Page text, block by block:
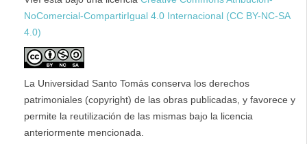
NoComercial-CompartirIgual 4.0 Internacional (CC BY-NC-SA
4.0)
La Universidad Santo Tomás conserva los derechos
patrimoniales (copyright) de las obras publicadas, y favorece y
permite la reutilización de las mismas bajo la licencia
anteriormente mencionada.